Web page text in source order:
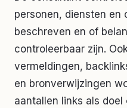
personen, diensten en
beschreven en of
controleerbaar zijn.
vermeldingen,
en bronverwijzingen
aantallen links als